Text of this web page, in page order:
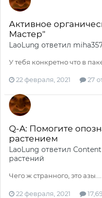
Активное
Мастер"
LaoLung ответил
У тебя конкретно что в
22 февраля, 2021 27
Q-A: Помогите
растением
LaoLung ответил
растений
Чего ж странного, это азы....
22 февраля, 2021